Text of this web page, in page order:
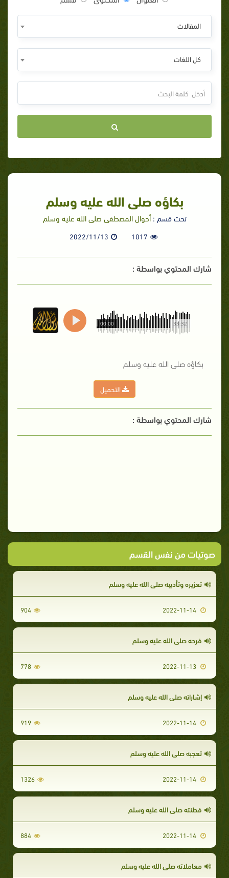
المقالات
كل اللغات
بكاؤه صلى الله عليه وسلم
تحت قسم :أحوال المصطفى صلى الله عليه وسلم
1017
2022/11/13
شارك المحتوي بواسطة :
33:32
00:00
بكاؤه صلى الله عليه وسلم
التحميل
شارك المحتوي بواسطة :
صوتيات من نفس القسم
تعزيره وتأديبه صلى الله عليه وسلم
904
فرحه صلى الله عليه وسلم
778
إشاراته صلى الله عليه وسلم
919
تعجبه صلى الله عليه وسلم
1326
فطنته صلى الله عليه وسلم
884
معاملاته صلى الله عليه وسلم